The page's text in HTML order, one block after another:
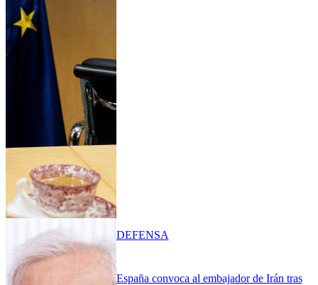
España convoca al embajador de Irán tras
DEFENSA